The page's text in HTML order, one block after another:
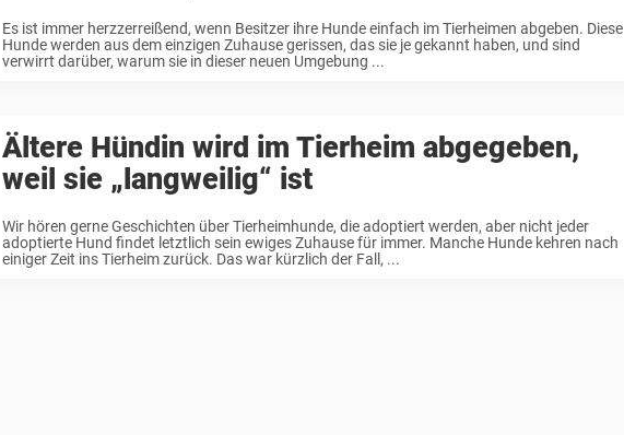
Es ist immer herzzerreißend, wenn Besitzer ihre Hunde einfach im Tierheimen abgeben. Diese
Hunde werden aus dem einzigen Zuhause gerissen, das sie je gekannt haben, und sind
verwirrt darüber, warum sie in dieser neuen Umgebung ...
Ältere Hündin wird im Tierheim abgegeben,
weil sie „langweilig“ ist
Wir hören gerne Geschichten über Tierheimhunde, die adoptiert werden, aber nicht jeder
adoptierte Hund findet letztlich sein ewiges Zuhause für immer. Manche Hunde kehren nach
einiger Zeit ins Tierheim zurück. Das war kürzlich der Fall, ...